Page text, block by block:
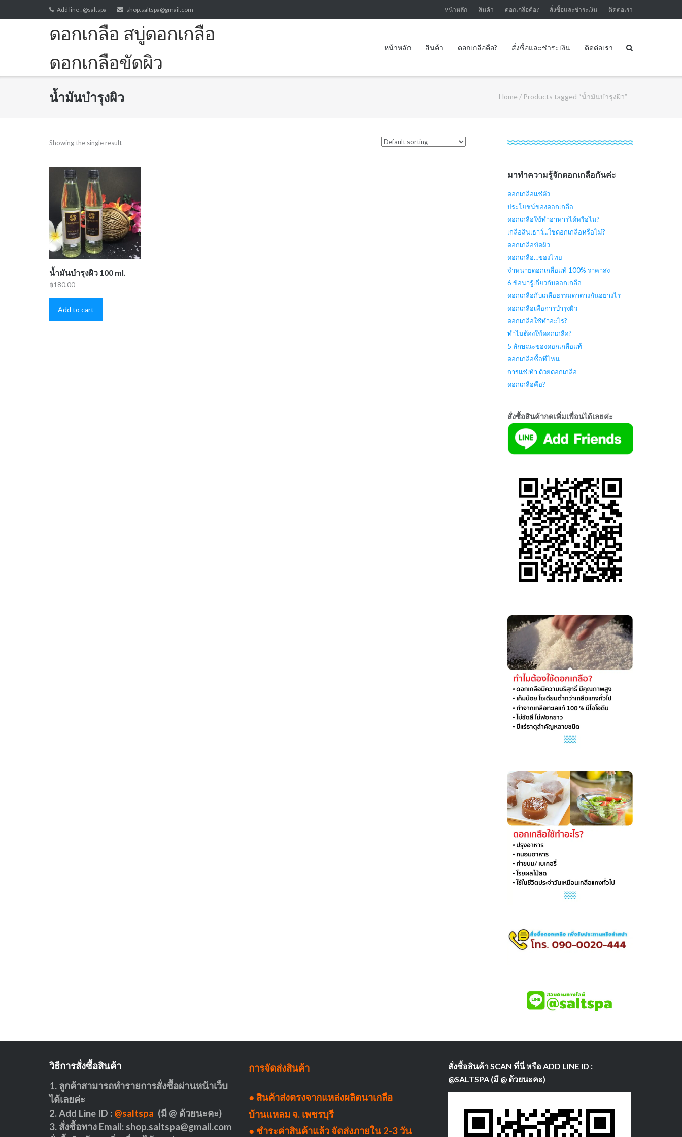
to
Add line : @saltspa shop.saltspa@gmail.com หน้าหลัก สินค้า ดอกเกลือคือ? สั่งซื้อและชำระเงิน ติดต่อเรา
ดอกเกลือ สบู่ดอกเกลือ
ดอกเกลือขัดผิว
หน้าหลัก สินค้า ดอกเกลือคือ? สั่งซื้อและชำระเงิน ติดต่อเรา
น้ำมันบำรุงผิว Home / Products tagged “น้ำมันบำรุงผิว”
Showing the single result
น้ำมันบำรุงผิว 100 ml.
฿180.00
Add to cart
มาทำความรู้จักดอกเกลือกันค่ะ
ดอกเกลือแช่ตัว
ประโยชน์ของดอกเกลือ
ดอกเกลือใช้ทำอาหารได้หรือไม่?
เกลือสินเธาว์…ใช่ดอกเกลือหรือไม่?
ดอกเกลือขัดผิว
ดอกเกลือ…ของไทย
จำหน่ายดอกเกลือแท้ 100% ราคาส่ง
6 ข้อน่ารู้เกี่ยวกับดอกเกลือ
ดอกเกลือกับเกลือธรรมดาต่างกันอย่างไร
ดอกเกลือเพื่อการบำรุงผิว
ดอกเกลือใช้ทำอะไร?
ทำไมต้องใช้ดอกเกลือ?
5 ลักษณะของดอกเกลือแท้
ดอกเกลือซื้อที่ไหน
การแช่เท้า ด้วยดอกเกลือ
ดอกเกลือคือ?
สั่งซื้อสินค้ากดเพิ่มเพื่อนได้เลยค่ะ
วิธีการสั่งซื้อสินค้า
1. ลูกค้าสามารถทำรายการสั่งซื้อผ่านหน้าเว็บ
ได้เลยค่ะ
2. Add Line ID : @saltspa (มี @ ด้วยนะคะ)
3. สั่งซื้อทาง Email: shop.saltspa@gmail.com
การจัดส่งสินค้า
● สินค้าส่งตรงจากแหล่งผลิตนาเกลือ
บ้านแหลม จ. เพชรบุรี
● ชำระค่าสินค้าแล้ว จัดส่งภายใน 2-3 วัน
สั่งซื้อสินค้า SCAN ที่นี่ หรือ ADD LINE ID :
@SALTSPA (มี @ ด้วยนะคะ)